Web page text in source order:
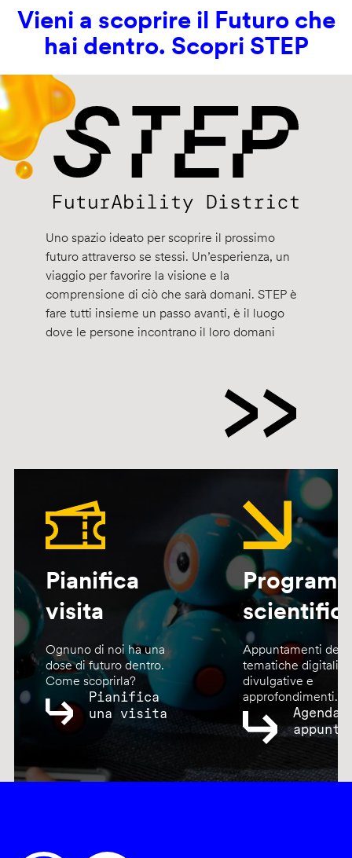
Vieni a scoprire il Futuro che
hai dentro. Scopri STEP
Uno spazio ideato per scoprire il prossimo
futuro attraverso se stessi. Un’esperienza, un
viaggio per favorire la visione e la
comprensione di ciò che sarà domani. STEP è
fare tutti insieme un passo avanti, è il luogo
dove le persone incontrano il loro domani
Pianifica
visita
Ognuno di noi ha una
dose di futuro dentro.
Come scoprirla?
Pianifica
una visita
Appuntamenti
tematiche digitali,
divulgative e
approfondimenti.
Agenda